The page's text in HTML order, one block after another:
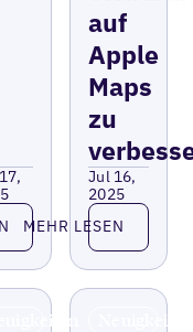
Sie mehr
auf
Apple
Maps
zu
Jul 16,
2025
Lesen Sie
MEHR LESEN